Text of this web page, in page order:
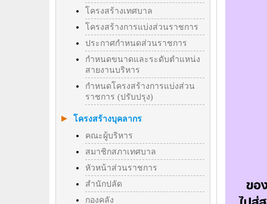
โครงสร้างเทศบาล
โครงสร้างการแบ่งส่วนราชการ
ประกาศกำหนดส่วนราชการ
กำหนดขนาดและระดับตำแหน่ง
สายงานบริหาร
กำหนดโครงสร้างการแบ่งส่วน
ราชการ (ปรับปรุง)
โครงสร้างบุคลากร
คณะผู้บริหาร
สมาชิกสภาเทศบาล
หัวหน้าส่วนราชการ
สำนักปลัด
กองคลัง